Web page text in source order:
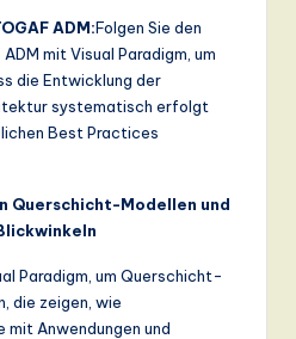
ADM:Folgen Sie den
mit Visual Paradigm, um
die Entwicklung der
systematisch erfolgt
Best Practices
Querschicht-Modellen und
Paradigm, um Querschicht-
die zeigen, wie
Anwendungen und